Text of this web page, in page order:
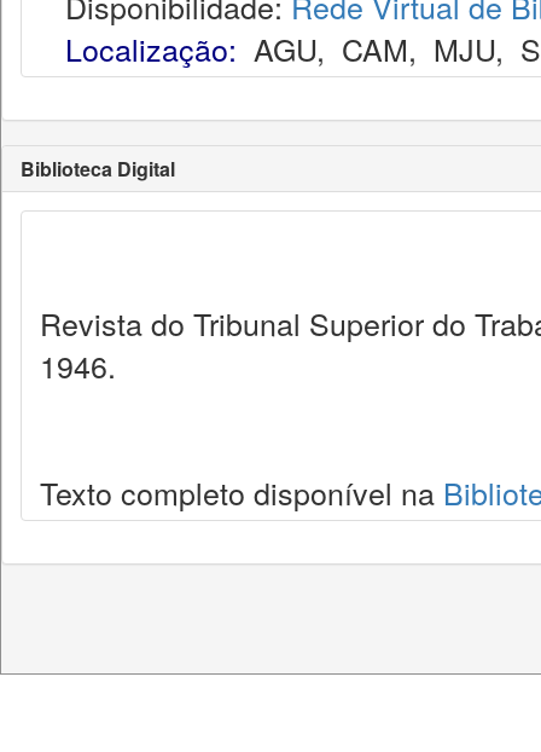
Localização: AGU, CAM, MJU,
Biblioteca Digital
Revista do Tribunal Superior do
1946.
Texto completo disponível na